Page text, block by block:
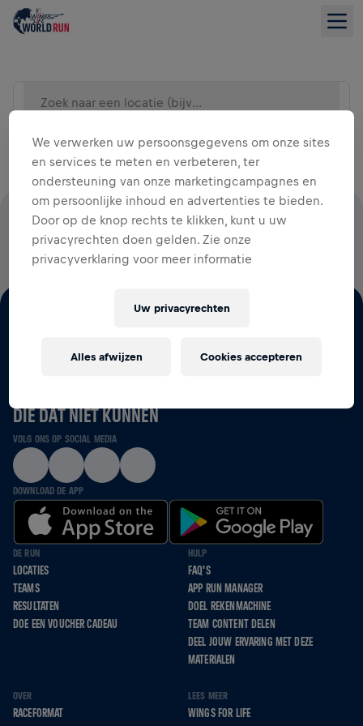
Zoek naar een locatie (bijv. Stad)
100% VAN HET INSCHRIJFGELD IS VOOR ONDERZOEK
NAAR RUGGENMERGLETSEL
DIE DAT NIET KUNNEN
VOLG ONS OP SOCIAL MEDIA
DOWNLOAD DE APP
DE RUN
LOCATIES
TEAMS
RESULTATEN
DOE EEN VOUCHER CADEAU
HULP
FAQ'S
APP RUN MANAGER
DOEL REKENMACHINE
TEAM CONTENT DELEN
DEEL JOUW ERVARING MET DEZE
MATERIALEN
OVER
RACEFORMAT
LEES MEER
WINGS FOR LIFE
We verwerken uw persoonsgegevens om onze sites
en services te meten en verbeteren, ter
ondersteuning van onze marketingcampagnes en
om persoonlijke inhoud en advertenties te bieden.
Door op de knop rechts te klikken, kunt u uw
privacyrechten doen gelden. Zie onze
privacyverklaring voor meer informatie
Uw privacyrechten
Alles afwijzen Cookies accepteren